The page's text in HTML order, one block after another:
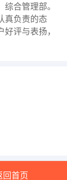
合管理部。
真负责的态
评与表扬，
回首页